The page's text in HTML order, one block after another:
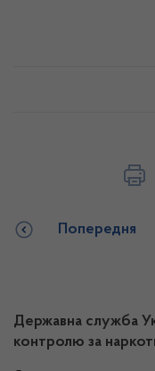
Попередня
Державна служба
контролю за